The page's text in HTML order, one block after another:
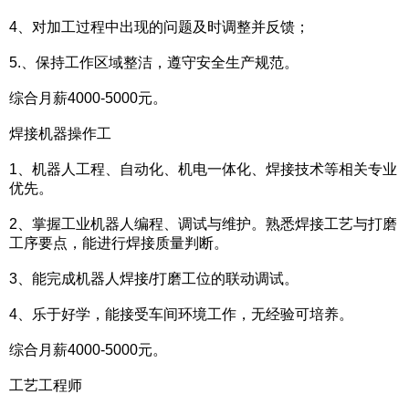
4、对加工过程中出现的问题及时调整并反馈；
5.、保持工作区域整洁，遵守安全生产规范。
综合月薪4000-5000元。
焊接机器操作工
1、机器人工程、自动化、机电一体化、焊接技术等相关专业
优先。
2、掌握工业机器人编程、调试与维护。熟悉焊接工艺与打磨
工序要点，能进行焊接质量判断。
3、能完成机器人焊接/打磨工位的联动调试。
4、乐于好学，能接受车间环境工作，无经验可培养。
综合月薪4000-5000元。
工艺工程师